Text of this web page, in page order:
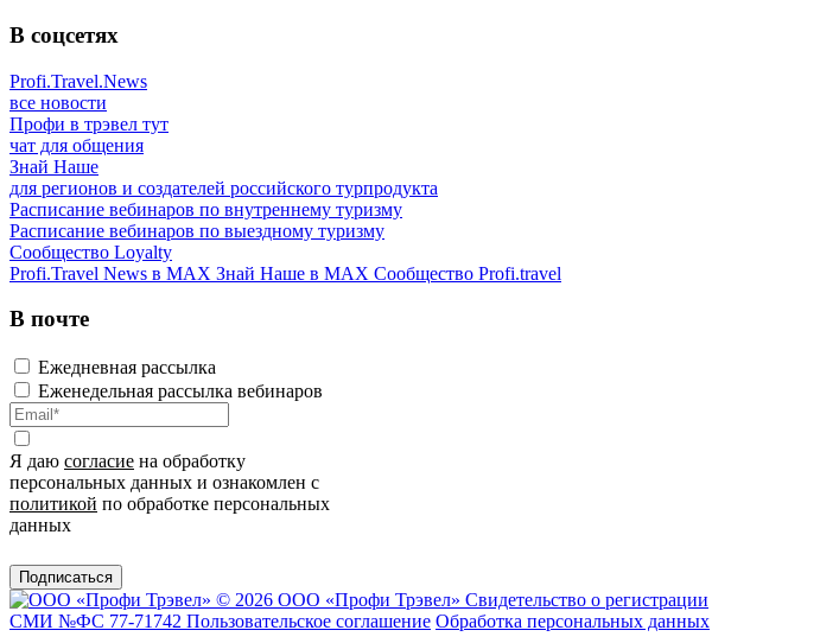
В соцсетях
Profi.Travel.News
все новости
Профи в трэвел тут
чат для общения
Знай Наше
для регионов и создателей российского турпродукта
Расписание вебинаров по внутреннему туризму
Расписание вебинаров по выездному туризму
Сообщество Loyalty
Profi.Travel News в MAX Знай Наше в MAX Сообщество Profi.travel
В почте
Ежедневная рассылка
Еженедельная рассылка вебинаров
Я даю согласие на обработку
персональных данных и ознакомлен с
политикой по обработке персональных
данных
Подписаться
© 2026 ООО «Профи Трэвeл» Свидетельство о регистрации
СМИ №ФС 77-71742 Пользовательское соглашение Обработка персональных данных